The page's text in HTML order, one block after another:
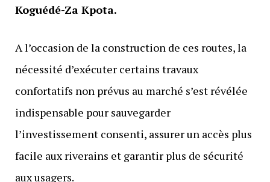
Koguédé-Za Kpota.
A l’occasion de la construction de ces routes, la
nécessité d’exécuter certains travaux
confortatifs non prévus au marché s’est révélée
indispensable pour sauvegarder
l’investissement consenti, assurer un accès plus
facile aux riverains et garantir plus de sécurité
aux usagers.